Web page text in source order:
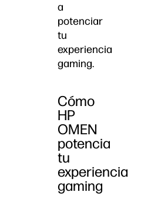
a
potenciar
tu
experiencia
gaming.
Cómo
HP
OMEN
potencia
tu
experiencia
gaming